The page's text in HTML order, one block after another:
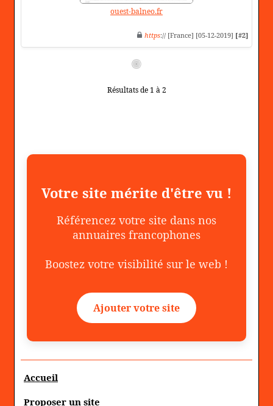
ouest-balneo.fr
https:// [France] [05-12-2019] [#2]
Résultats de 1 à 2
Votre site mérite d'être vu !
Référencez votre site dans nos
annuaires francophones
Boostez votre visibilité sur le web !
Ajouter votre site
Accueil
Proposer un site